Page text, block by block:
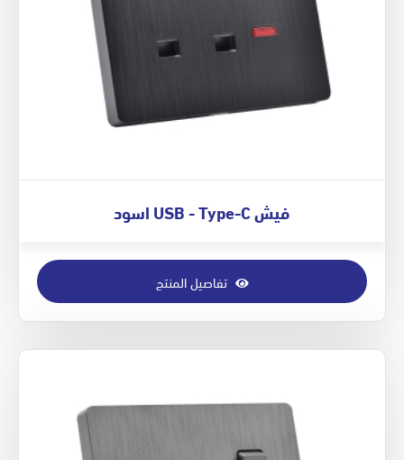
فيش USB - Type-C اسود
تفاصيل المنتج